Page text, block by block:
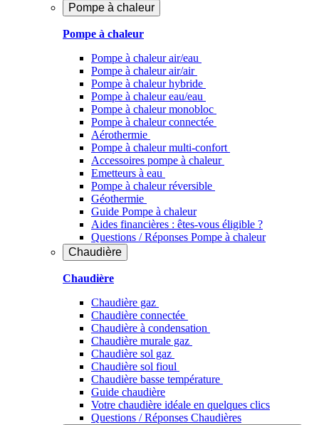
Pompe à chaleur
Pompe à chaleur
Pompe à chaleur air/eau
Pompe à chaleur air/air
Pompe à chaleur hybride
Pompe à chaleur​ eau/eau
Pompe à chaleur monobloc
Pompe à chaleur connectée
Aérothermie
Pompe à chaleur multi-confort
Accessoires pompe à chaleur
Emetteurs à eau
Pompe à chaleur réversible
Géothermie
Guide Pompe à chaleur
Aides financières : êtes-vous éligible ?
Questions / Réponses Pompe à chaleur
Chaudière
Chaudière
Chaudière gaz
Chaudière connectée
Chaudière à condensation
Chaudière murale gaz
Chaudière sol gaz
Chaudière sol fioul
Chaudière basse température
Guide chaudière
Votre chaudière idéale en quelques clics
Questions / Réponses Chaudières